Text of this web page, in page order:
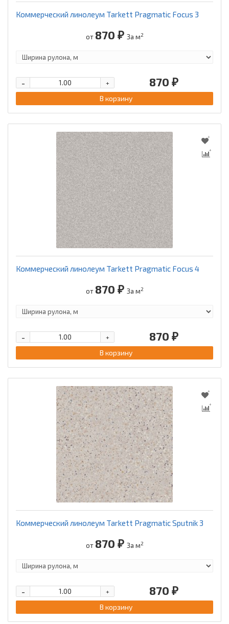
Коммерческий линолеум Tarkett Pragmatic Focus 3
от 870 ₽ За м2
870 ₽
+
-
В корзину
Коммерческий линолеум Tarkett Pragmatic Focus 4
от 870 ₽ За м2
870 ₽
+
-
В корзину
Коммерческий линолеум Tarkett Pragmatic Sputnik 3
от 870 ₽ За м2
870 ₽
+
-
В корзину